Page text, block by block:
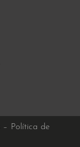
– Política de